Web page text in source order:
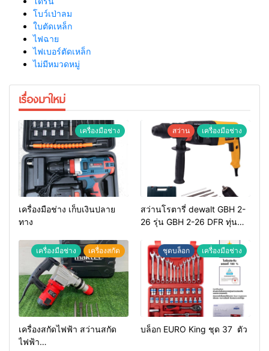
โบว์เป่าลม
ใบตัดเหล็ก
ไฟฉาย
ไฟเบอร์ตัดเหล็ก
ไม่มีหมวดหมู่
เรื่องมาใหม่
เครื่องมือช่าง
เครื่องมือช่าง เก็บเงินปลาย
ทาง
สว่าน เครื่องมือช่าง
สว่านโรตารี่ dewalt GBH 2-
26 รุ่น GBH 2-26 DFR ทุ่น
เครื่องมือช่าง เครื่องสกัด
เครื่องสกัดไฟฟ้า สว่านสกัด
ไฟฟ้า
ชุดบล็อก เครื่องมือช่าง
บล็อก EURO King ชุด 37 ตัว